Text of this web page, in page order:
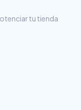
tu tienda